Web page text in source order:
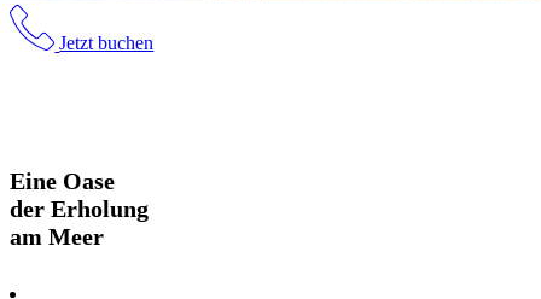
Jetzt buchen
Eine Oase
der Erholung
am Meer